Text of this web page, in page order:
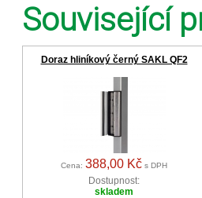
Související
Doraz hliníkový černý SAKL QF2
Cena: 388,00 Kč s DPH
Dostupnost:
skladem